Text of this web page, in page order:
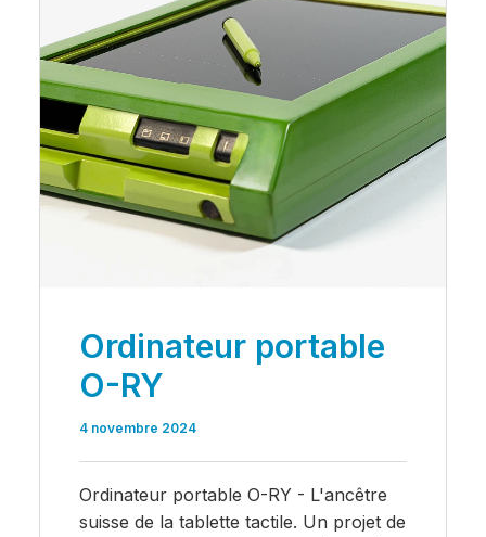
Ordinateur portable
O-RY
4 novembre 2024
Ordinateur portable O-RY - L'ancêtre
suisse de la tablette tactile. Un projet de